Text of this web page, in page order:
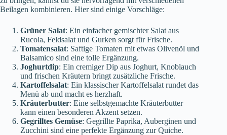
Beilagen kombinieren. Hier sind einige Vorschläge:
Grüner Salat: Ein einfacher gemischter Salat aus
Rucola, Feldsalat und Gurken sorgt für Frische.
Tomatensalat: Saftige Tomaten mit etwas Olivenöl und
Balsamico sind eine tolle Ergänzung.
Joghurtdip: Ein cremiger Dip aus Joghurt, Knoblauch
und frischen Kräutern bringt zusätzliche Frische.
Kartoffelsalat: Ein klassischer Kartoffelsalat rundet das
Menü ab und macht es herzhaft.
Kräuterbutter: Eine selbstgemachte Kräuterbutter
kann einen besonderen Akzent setzen.
Gegrilltes Gemüse: Gegrillte Paprika, Auberginen und
Zucchini sind eine perfekte Ergänzung zur Quiche.